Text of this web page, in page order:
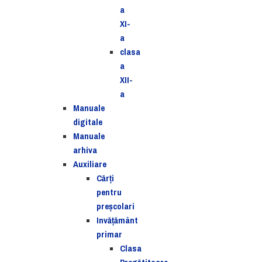
a
XI-
a
clasa
a
XII-
a
Manuale
digitale
Manuale
arhiva
Auxiliare
Cărţi
pentru
preşcolari
Invățământ
primar
Clasa